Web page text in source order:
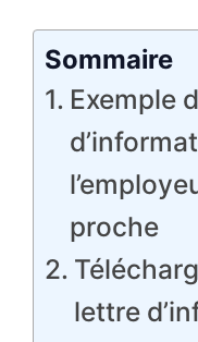
Sommaire
Exemple
proche
lettre